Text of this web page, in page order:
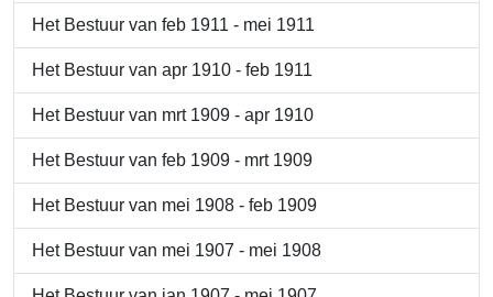
Het Bestuur van feb 1911 - mei 1911
Het Bestuur van apr 1910 - feb 1911
Het Bestuur van mrt 1909 - apr 1910
Het Bestuur van feb 1909 - mrt 1909
Het Bestuur van mei 1908 - feb 1909
Het Bestuur van mei 1907 - mei 1908